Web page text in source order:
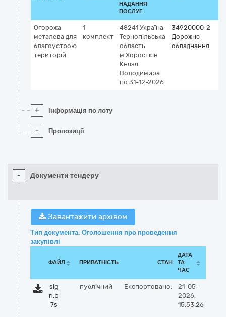
НАДАННЯ
ПОСЛУГ:
Огорожа
металева для
благоустрою
територій
1
комплект
48241 Україна
Тернопільська
область
м.Хоростків
Князя
Володимира
по 31-12-2026
34920000-2
Дорожнє
обладнання
+ Інформація по лоту
- Пропозиції
- Документи тендеру
Завантажити архівом
Тип документа: Оголошення про проведення
закупівлі
ФАЙЛ ПРИВАТНІСТЬ СТАН
ДАТА
ТА
ЧАС
sig
n.p
7s
публічний Експортовано:
21-05-
2026,
15:53:26